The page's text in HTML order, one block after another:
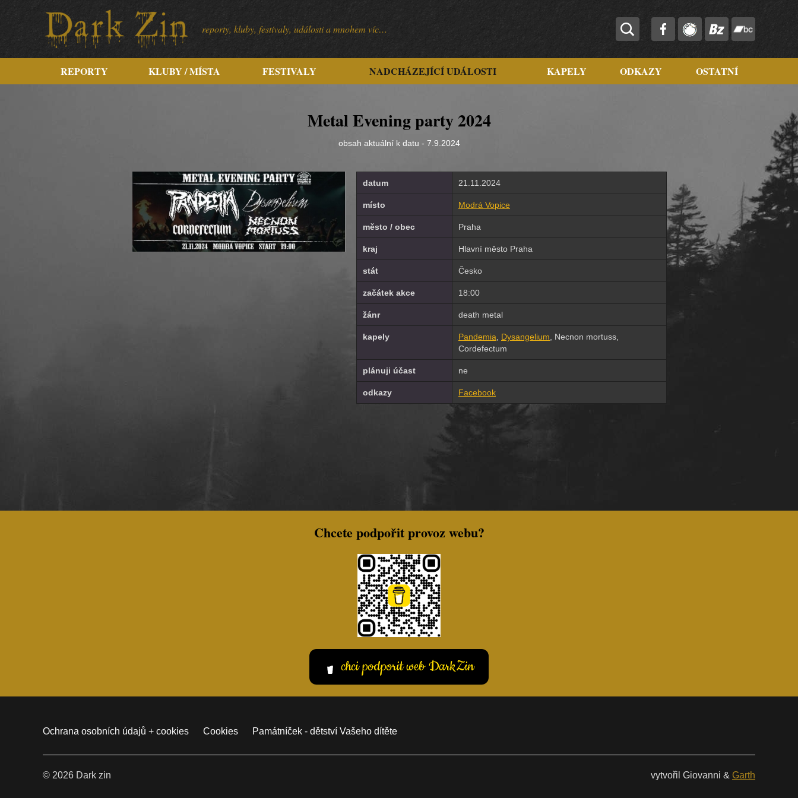
reporty, kluby, festivaly, události a mnohem víc…
REPORTY KLUBY / MÍSTA FESTIVALY NADCHÁZEJÍCÍ UDÁLOSTI KAPELY ODKAZY OSTATNÍ
Metal Evening party 2024
obsah aktuální k datu - 7.9.2024
datum 21.11.2024
místo Modrá Vopice
město / obec Praha
kraj Hlavní město Praha
stát Česko
začátek akce 18:00
žánr death metal
kapely Pandemia Dysangelium , Necnon mortuss,
Cordefectum
plánuji účast ne
odkazy Facebook
Chcete podpořit provoz webu?
chci podporit web DarkZin
Ochrana osobních údajů + cookies Cookies Památníček - dětství Vašeho dítěte
© 2026 Dark zin vytvořil Giovanni & Garth